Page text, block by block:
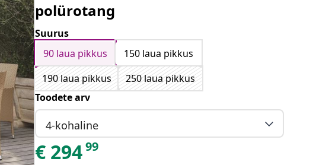
polürotang
Suurus
90 laua pikkus
150 laua pikkus
190 laua pikkus
250 laua pikkus
Toodete arv
4-kohaline
€ 29499